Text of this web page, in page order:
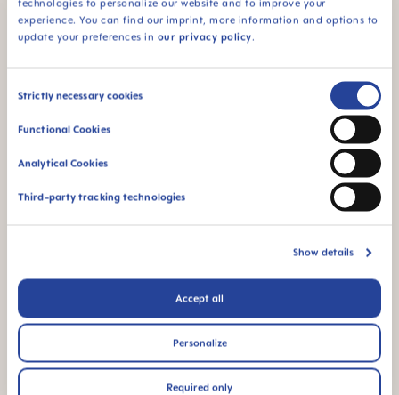
technologies to personalize our website and to improve your
experience. You can find our imprint, more information and options to
update your preferences in our privacy policy.
Consent
Strictly necessary cookies
Functional Cookies
Analytical Cookies
Third-party tracking technologies
Show details
Accept all
Personalize
Required only
FAQ
Πώς αποστειρώνουμε το χειροκίνητο
θήλαστρο?
Πώς καθαρίζουμε το χειροκίνητο